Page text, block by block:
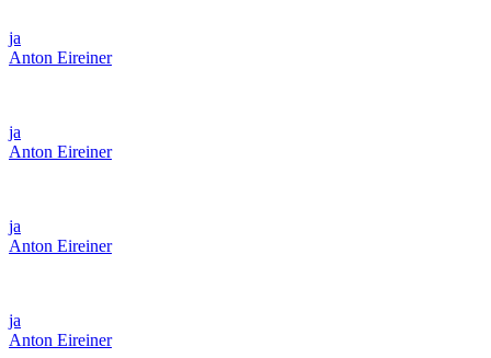
ja
Anton Eireiner
ja
Anton Eireiner
ja
Anton Eireiner
ja
Anton Eireiner